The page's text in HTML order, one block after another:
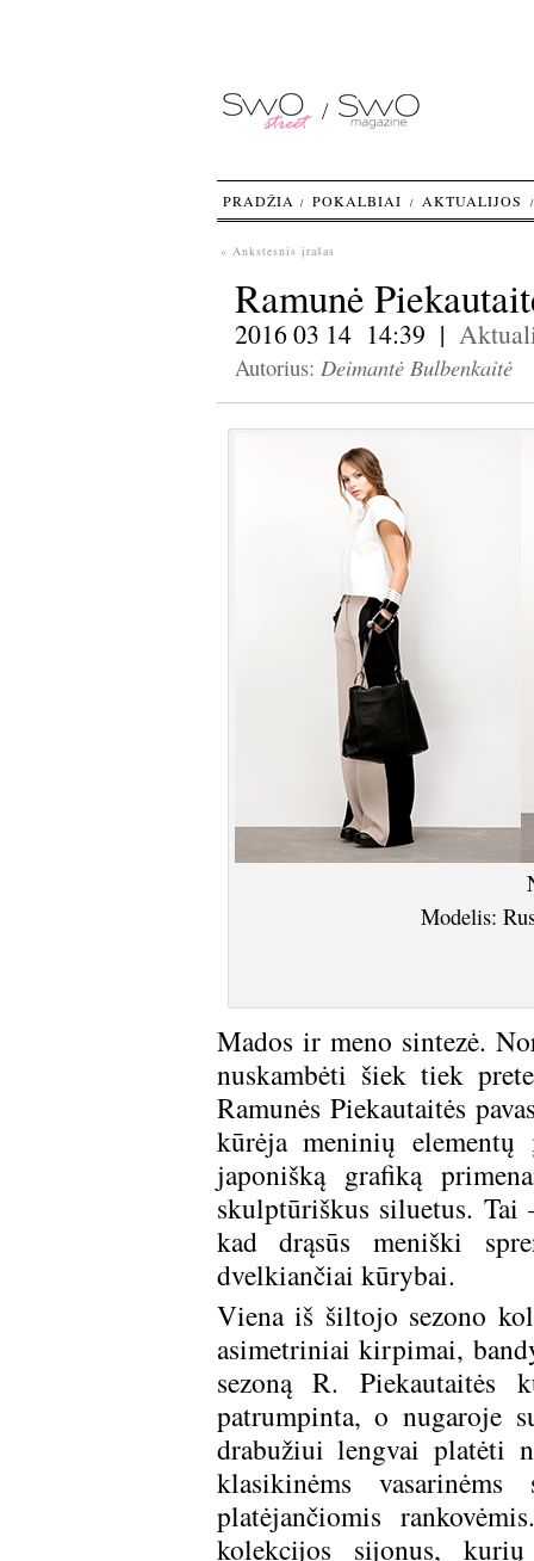
« Ankstesnis įrašas
Ramunė
2016 03 14 14:39 |
Autorius: Deimantė Bulbenkaitė
Modelis:
Mados ir meno sintezė.
nuskambėti šiek tiek
Ramunės Piekautaitės
kūrėja meninių
japonišką grafiką
skulptūriškus siluetus.
kad drąsūs meniški
dvelkiančiai kūrybai.
Viena iš šiltojo sezono
asimetriniai kirpimai,
sezoną R. Piekautaitės
patrumpinta, o nugaroje
drabužiui lengvai platėti
klasikinėms
platėjančiomis
kolekcijos sijonus,
PRADŽIA POKALBIAI AKTUALIJOS